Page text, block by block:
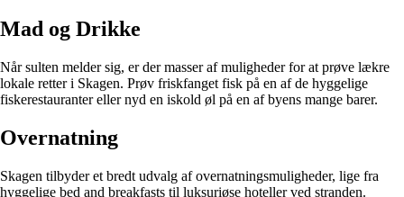
Mad og Drikke
Når sulten melder sig, er der masser af muligheder for at prøve lækre
lokale retter i Skagen. Prøv friskfanget fisk på en af de hyggelige
fiskerestauranter eller nyd en iskold øl på en af byens mange barer.
Overnatning
Skagen tilbyder et bredt udvalg af overnatningsmuligheder, lige fra
hyggelige bed and breakfasts til luksuriøse hoteller ved stranden.